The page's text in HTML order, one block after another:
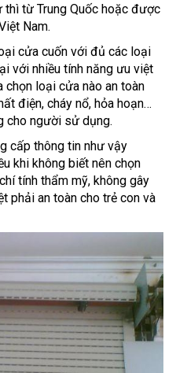
thì từ Trung Quốc hoặc được
Nam.
cửa cuốn với đủ các loại
với nhiều tính năng ưu việt
loại cửa nào an toàn
điện, cháy nổ, hỏa hoạn…
cho người sử dụng.
cấp thông tin như vậy
khi không biết nên chọn
tính thẩm mỹ, không gây
phải an toàn cho trẻ con và